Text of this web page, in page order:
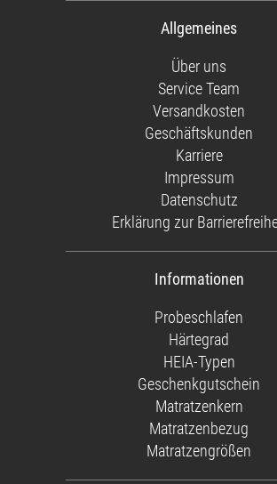
Allgemeines
Über uns
Service Team
Versandkosten
Geschäftskunden
Karriere
Impressum
Datenschutz
Erklärung zur
Informationen
Probeschlafen
Härtegrad
HEIA-Typen
Geschenkgutschein
Matratzenkern
Matratzenbezug
Matratzengrößen